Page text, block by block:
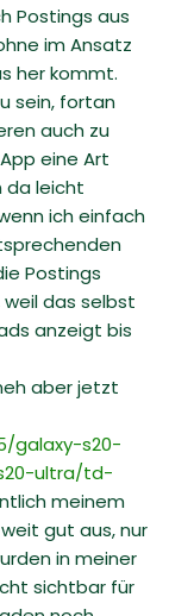
Postings aus
im Ansatz
her kommt.
sein, fortan
auch zu
eine Art
da leicht
ich einfach
Postings
das selbst
anzeigt bis
aber jetzt
galaxy-s20-
ultra/td-
meinem
gut aus, nur
in meiner
sichtbar für